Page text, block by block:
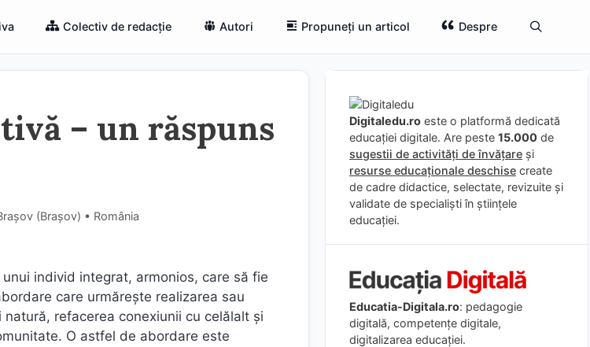
Colectiv de redacție Autori Propuneți un articol Despre
– un răspuns
(Braşov) • România
individ integrat, armonios, care să fie
care urmăreşte realizarea sau
refacerea conexiunii cu celălalt şi
O astfel de abordare este
Digitaledu.ro este o platformă dedicată
educației digitale. Are peste 15.000 de
sugestii de activități de învățare și
resurse educaționale deschise create
de cadre didactice, selectate, revizuite și
validate de specialiști în științele
educației.
Educatia-Digitala.ro: pedagogie
digitală, competențe digitale,
digitalizarea educației.